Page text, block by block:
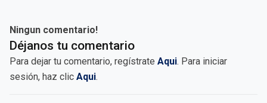
Ningun comentario!
Déjanos tu comentario
Para dejar tu comentario, regístrate Aqui. Para iniciar
sesión, haz clic Aqui.